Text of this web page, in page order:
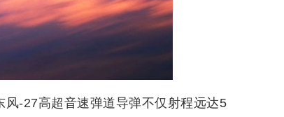
-27高超音速弹道导弹不仅射程远达5